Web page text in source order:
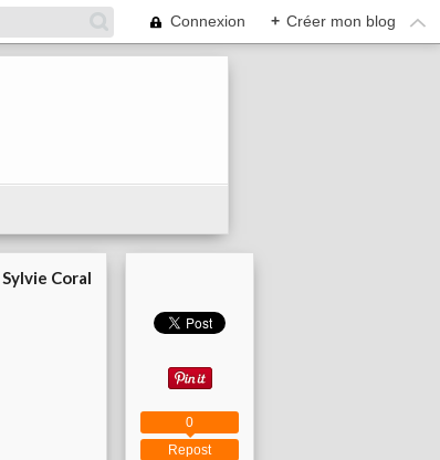
Connexion + Créer mon blog
Sylvie Coral
Repost
0